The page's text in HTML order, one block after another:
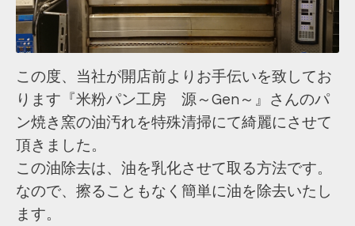
この度、当社が開店前よりお手伝いを致してお
ります『米粉パン工房 源～Gen～』さんのパ
ン焼き窯の油汚れを特殊清掃にて綺麗にさせて
頂きました。
この油除去は、油を乳化させて取る方法です。
なので、擦ることもなく簡単に油を除去いたし
ます。